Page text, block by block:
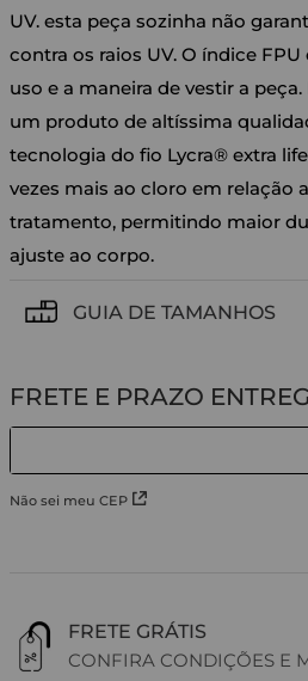
UV. esta peça sozinha não
contra os raios UV. O índice
uso e a maneira de vestir a
um produto de altíssima
tecnologia do fio Lycra® extra
vezes mais ao cloro em relação
tratamento, permitindo maior
ajuste ao corpo.
GUIA DE TAMANHOS
Não sei meu CEP
FRETE GRÁTIS
CONFIRA CONDIÇÕES E